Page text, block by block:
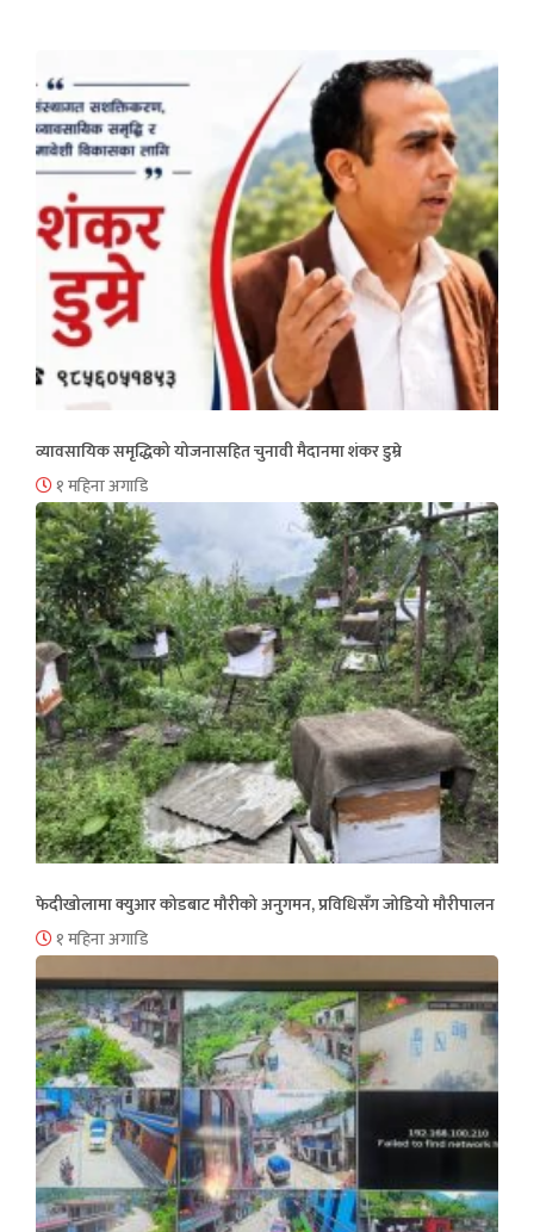
व्यावसायिक समृद्धिको योजनासहित चुनावी मैदानमा शंकर डुम्रे
१ महिना अगाडि
फेदीखोलामा क्युआर कोडबाट मौरीको अनुगमन, प्रविधिसँग जोडियो मौरीपालन
१ महिना अगाडि